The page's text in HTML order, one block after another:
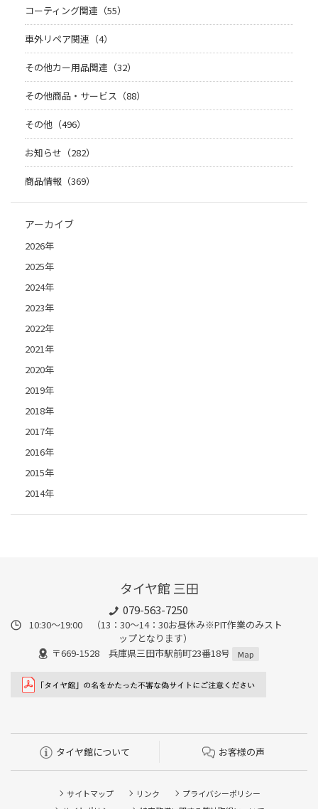
コーティング関連（55）
車外リペア関連（4）
その他カー用品関連（32）
その他商品・サービス（88）
その他（496）
お知らせ（282）
商品情報（369）
アーカイブ
2026年
2025年
2024年
2023年
2022年
2021年
2020年
2019年
2018年
2017年
2016年
2015年
2014年
タイヤ館 三田
079-563-7250
10:30～19:00 （13：30～14：30お昼休み※PIT作業のみスト
ップとなります）
〒669-1528 兵庫県三田市駅前町23番18号
Map
タイヤ館について お客様の声
サイトマップ リンク
プライバシーポリシー